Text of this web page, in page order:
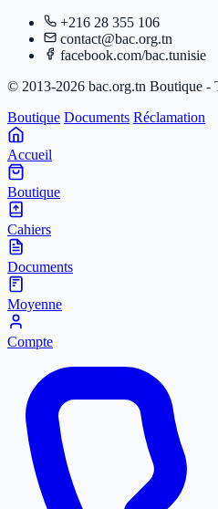
+216 28 355 106
contact@bac.org.tn
facebook.com/bac.tunisie
© 2013-2026 bac.org.tn Boutique -
Boutique Documents Réclamation
Accueil
Boutique
Cahiers
Documents
Moyenne
Compte